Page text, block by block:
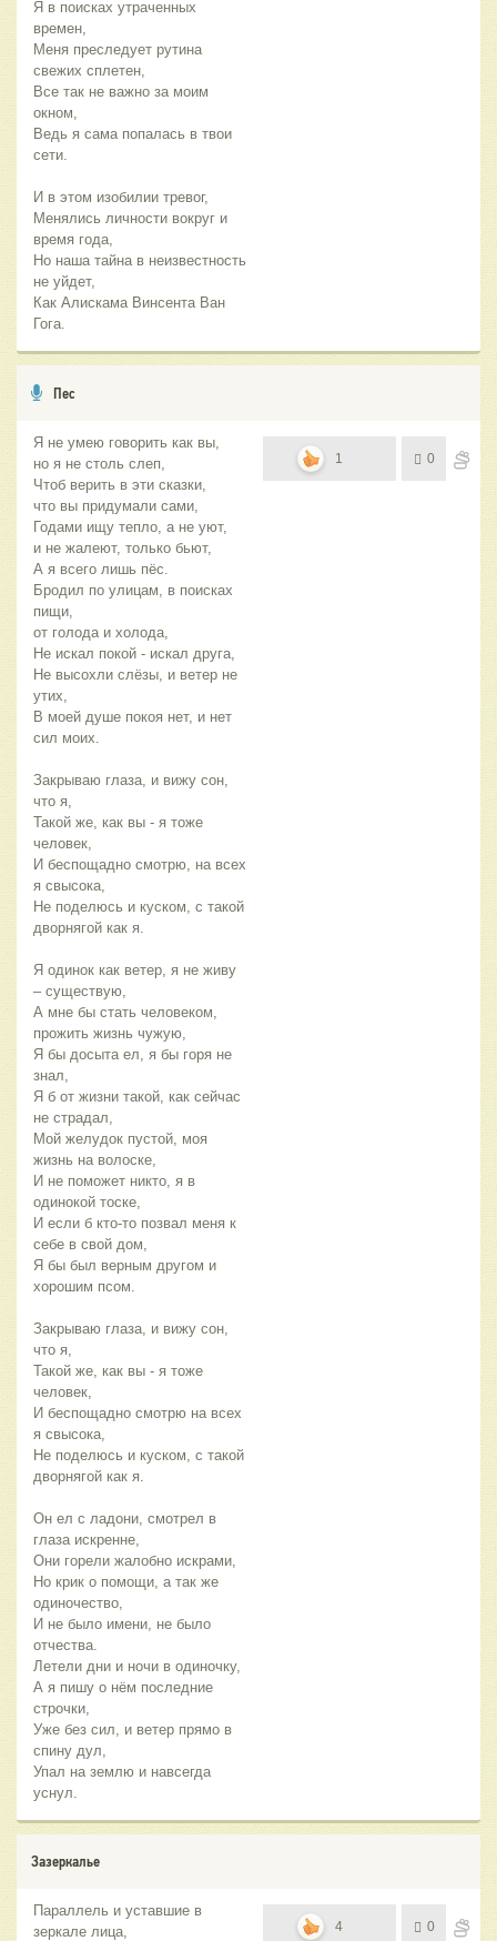
Я в поисках утраченных
времен,
Меня преследует рутина
свежих сплетен,
Все так не важно за моим
окном,
Ведь я сама попалась в твои
сети.
И в этом изобилии тревог,
Менялись личности вокруг и
время года,
Но наша тайна в неизвестность
не уйдет,
Как Алискама Винсента Ван
Гога.
Пес
Я не умею говорить как вы,
но я не столь слеп,
Чтоб верить в эти сказки,
что вы придумали сами,
Годами ищу тепло, а не уют,
и не жалеют, только бьют,
А я всего лишь пёс.
Бродил по улицам, в поисках
пищи,
от голода и холода,
Не искал покой - искал друга,
Не высохли слёзы, и ветер не
утих,
В моей душе покоя нет, и нет
сил моих.
Закрываю глаза, и вижу сон,
что я,
Такой же, как вы - я тоже
человек,
И беспощадно смотрю, на всех
я свысока,
Не поделюсь и куском, с такой
дворнягой как я.
Я одинок как ветер, я не живу
– существую,
А мне бы стать человеком,
прожить жизнь чужую,
Я бы досыта ел, я бы горя не
знал,
Я б от жизни такой, как сейчас
не страдал,
Мой желудок пустой, моя
жизнь на волоске,
И не поможет никто, я в
одинокой тоске,
И если б кто-то позвал меня к
себе в свой дом,
Я бы был верным другом и
хорошим псом.
Закрываю глаза, и вижу сон,
что я,
Такой же, как вы - я тоже
человек,
И беспощадно смотрю на всех
я свысока,
Не поделюсь и куском, с такой
дворнягой как я.
Он ел с ладони, смотрел в
глаза искренне,
Они горели жалобно искрами,
Но крик о помощи, а так же
одиночество,
И не было имени, не было
отчества.
Летели дни и ночи в одиночку,
А я пишу о нём последние
строчки,
Уже без сил, и ветер прямо в
спину дул,
Упал на землю и навсегда
уснул.
1 0
Зазеркалье
Параллель и уставшие в
зеркале лица,
4 0